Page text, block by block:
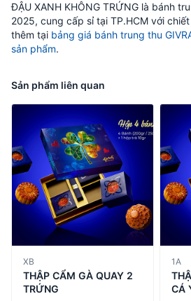
ĐẬU XANH KHÔNG TRỨNG là bánh
2025, cung cấp sỉ tại TP.HCM với
thêm tại bảng giá bánh trung thu
sản phẩm.
Sản phẩm liên quan
XB
THẬP CẨM GÀ QUAY 2
TRỨNG
1A
CÁ